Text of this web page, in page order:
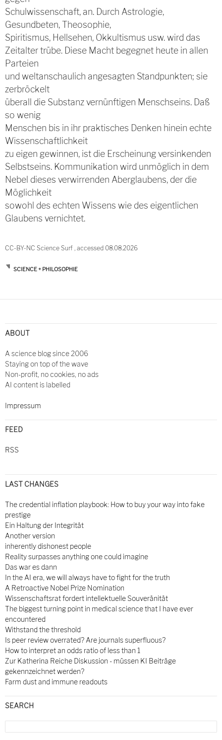
Schulwissenschaft, an. Durch Astrologie,
Gesundbeten, Theosophie,
Spiritismus, Hellsehen, Okkultismus usw. wird das
Zeitalter trübe. Diese Macht begegnet heute in allen
Parteien
und weltanschaulich angesagten Standpunkten; sie
zerbröckelt
überall die Substanz vernünftigen Menschseins. Daß
so wenig
Menschen bis in ihr praktisches Denken hinein echte
Wissenschaftlichkeit
zu eigen gewinnen, ist die Erscheinung versinkenden
Selbstseins. Kommunikation wird unmöglich in dem
Nebel dieses verwirrenden Aberglaubens, der die
Möglichkeit
sowohl des echten Wissens wie des eigentlichen
Glaubens vernichtet.
CC-BY-NC Science Surf , accessed 08.08.2026
SCIENCE + PHILOSOPHIE
navigation
ABOUT
A science blog since 2006
Staying on top of the wave
Non-profit, no cookies, no ads
AI content is labelled
Impressum
FEED
RSS
LAST CHANGES
The credential inflation playbook: How to buy your way into fake
prestige
Ein Haltung der Integrität
Another version
inherently dishonest people
Reality surpasses anything one could imagine
Das war es dann
In the AI era, we will always have to fight for the truth
A Retroactive Nobel Prize Nomination
Wissenschaftsrat fordert intellektuelle Souveränität
The biggest turning point in medical science that I have ever
encountered
Withstand the threshold
Is peer review overrated? Are journals superfluous?
How to interpret an odds ratio of less than 1
Zur Katherina Reiche Diskussion - müssen KI Beiträge
gekennzeichnet werden?
Farm dust and immune readouts
SEARCH